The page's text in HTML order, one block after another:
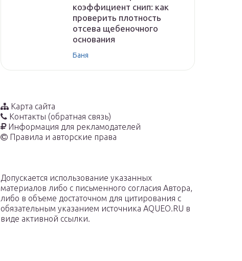
коэффициент снип: как
проверить плотность
отсева щебеночного
основания
Баня
Карта сайта
Контакты (обратная связь)
Информация для рекламодателей
Правила и авторские права
Допускается использование указанных
материалов либо с письменного согласия Автора,
либо в объеме достаточном для цитирования с
обязательным указанием источника AQUEO.RU в
виде активной ссылки.